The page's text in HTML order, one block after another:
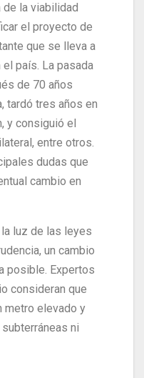
de la viabilidad
el proyecto de
que se lleva a
país. La pasada
de 70 años
tardó tres años en
y consiguió el
entre otros.
dudas que
cambio en
la luz de las leyes
un cambio
posible. Expertos
consideran que
metro elevado y
ni